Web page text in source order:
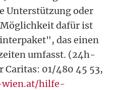
Unterstützung oder
Möglichkeit dafür ist
das einen
umfasst. (24h-
Caritas: 01/480 45 53,
wien.at/hilfe-